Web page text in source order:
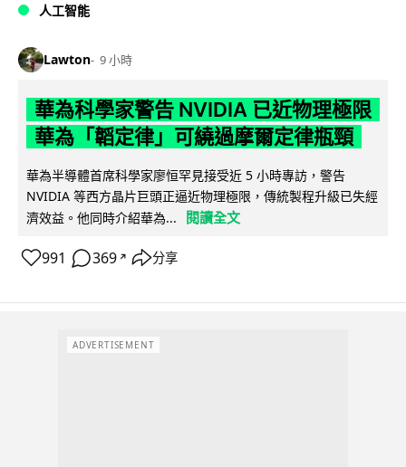
人工智能
Lawton 9 小時
華為科學家警告 NVIDIA 已近物理極限
華為「韜定律」可繞過摩爾定律瓶頸
華為半導體首席科學家廖恒罕見接受近 5 小時專訪，警告
NVIDIA 等西方晶片巨頭正逼近物理極限，傳統製程升級已失經
濟效益。他同時介紹華為...
閱讀全文
991 369 ↗ 分享
ADVERTISEMENT